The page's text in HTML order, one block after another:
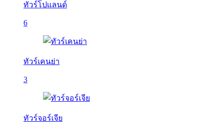
ทัวร์โปแลนด์
6
ทัวร์เคนย่า
3
ทัวร์จอร์เจีย